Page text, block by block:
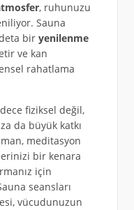
, ruhunuzu
Sauna
bir yenilenme
ve kan
rahatlama
fiziksel değil,
da büyük katkı
meditasyon
bir kenara
için
seansları
vücudunuzun